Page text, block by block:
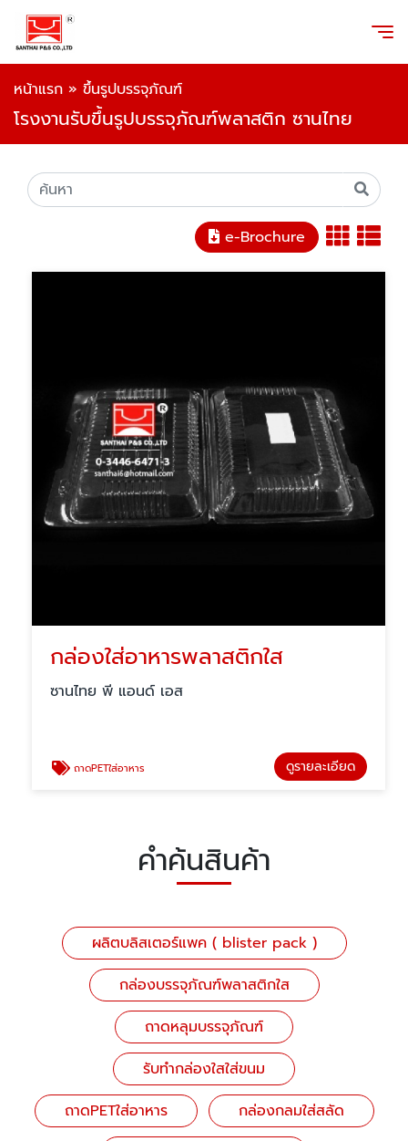
หน้าแรก » ขึ้นรูปบรรจุภัณฑ์
โรงงานรับขึ้นรูปบรรจุภัณฑ์พลาสติก ซานไทย
e-Brochure
กล่องใส่อาหารพลาสติกใส
ซานไทย พี แอนด์ เอส
ถาดPETใส่อาหาร ดูรายละเอียด
คำค้นสินค้า
ผลิตบลิสเตอร์แพค ( blister pack )
กล่องบรรจุภัณฑ์พลาสติกใส
ถาดหลุมบรรจุภัณฑ์
รับทำกล่องใสใส่ขนม
ถาดPETใส่อาหาร
กล่องกลมใส่สลัด